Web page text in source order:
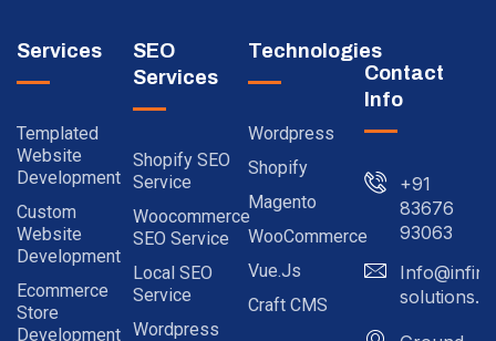
Services
Templated
Website
Development
Custom
Website
Development
Ecommerce
Store
Development
SEO
Services
Shopify SEO
Service
Woocommerce
SEO Service
Local SEO
Service
Wordpress
Technologies
Wordpress
Shopify
Magento
WooCommerce
Vue.js
Craft CMS
Contact
Info
+91
83676
93063
solutions.in